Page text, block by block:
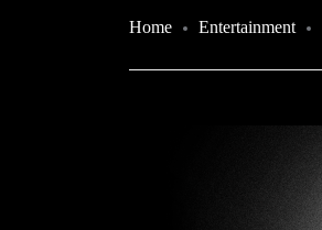
Home Entertainment